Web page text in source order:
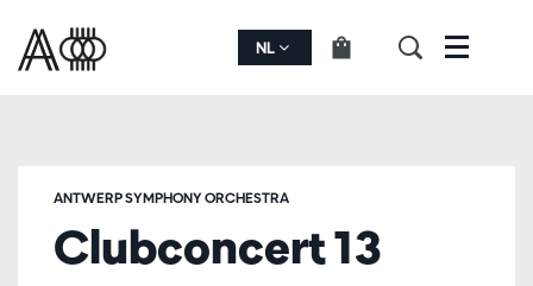
NL Menu
Clubconcert 13
ANTWERP SYMPHONY ORCHESTRA